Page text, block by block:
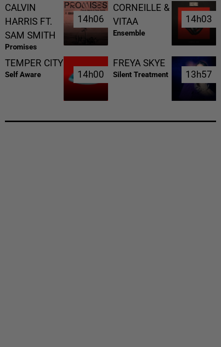
CALVIN
HARRIS FT.
SAM SMITH
Promises
14h06
14h06
CORNEILLE &
VITAA
Ensemble
14h03
14h03
TEMPER CITY
Self Aware 14h00
14h00
FREYA SKYE
Silent Treatment 13h57
13h57